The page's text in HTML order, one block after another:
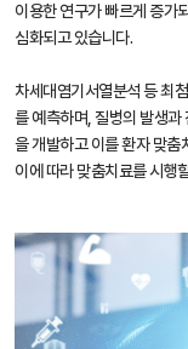
이용한 연구가 빠르게 증가
심화되고 있습니다.
차세대염기서열분석 등 최
를 예측하며, 질병의 발생과
을 개발하고 이를 환자 맞춤
이에 따라 맞춤치료를 시행